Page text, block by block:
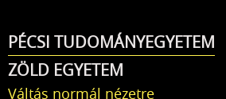
tartalomra
PÉCSI TUDOMÁNYEGYETEM
ZÖLD EGYETEM
Váltás normál nézetre